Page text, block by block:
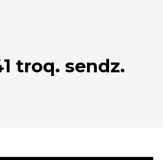
troq. sendz.